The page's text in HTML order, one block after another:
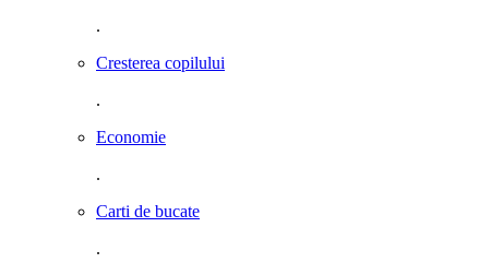
.
Cresterea copilului
.
Economie
.
Carti de bucate
.